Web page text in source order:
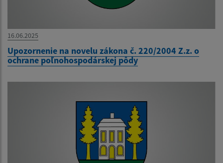
16.06.2025
Upozornenie na novelu zákona č. 220/2004 Z.z. o
ochrane poľnohospodárskej pôdy